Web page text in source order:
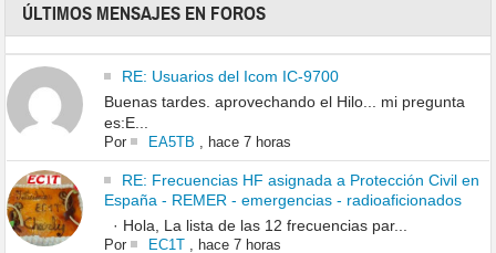
ÚLTIMOS MENSAJES EN FOROS
RE: Usuarios del Icom IC-9700
Buenas tardes. aprovechando el Hilo... mi pregunta
es:E...
Por EA5TB hace 7 horas
RE: Frecuencias HF asignada a Protección Civil en
España - REMER - emergencias - radioaficionados
· Hola, La lista de las 12 frecuencias par...
Por EC1T, hace 7 horas